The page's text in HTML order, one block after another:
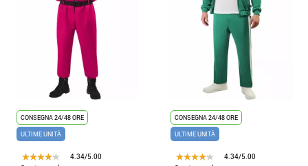
CONSEGNA 24/48 ORE
ULTIME UNITÀ
4.34/5.00
CONSEGNA 24/48 ORE
ULTIME UNITÀ
4.34/5.00